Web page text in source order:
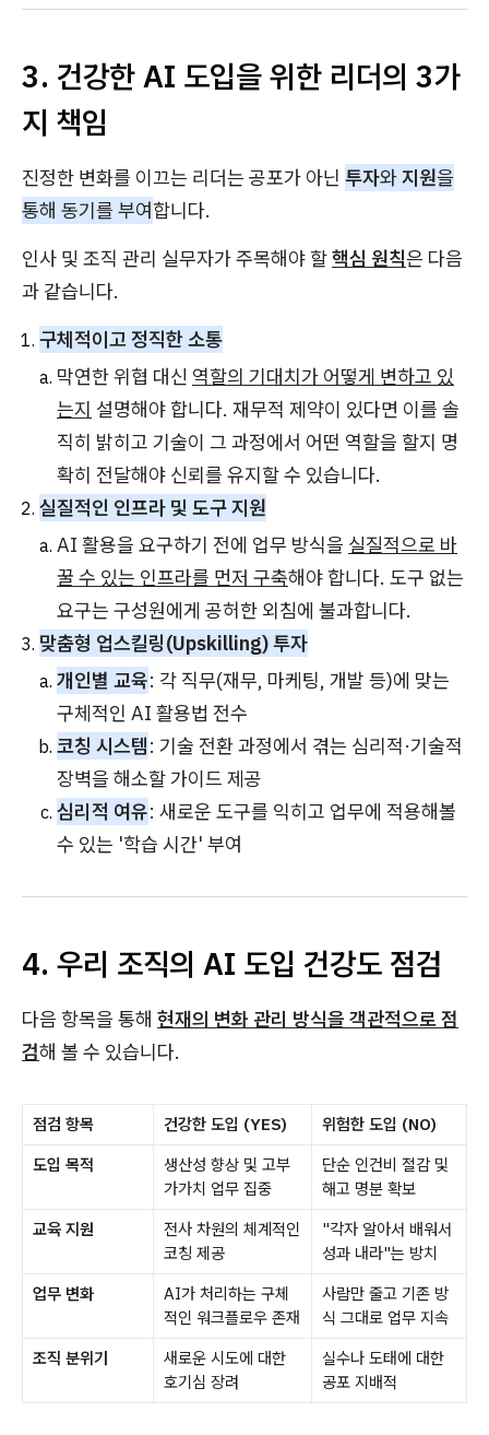
3. 건강한 AI 도입을 위한 리더의 3가
지 책임
진정한 변화를 이끄는 리더는 공포가 아닌 투자와지원을
통해 동기를 부여합니다.
인사 및 조직 관리 실무자가 주목해야 할핵심 원칙은 다음
과 같습니다.
구체적이고 정직한 소통
막연한 위협 대신 역할의 기대치가 어떻게 변하고 있
는지 설명해야 합니다. 재무적 제약이 있다면 이를 솔
직히 밝히고 기술이 그 과정에서 어떤 역할을 할지 명
확히 전달해야 신뢰를 유지할 수 있습니다.
실질적인 인프라 및 도구 지원
AI 활용을 요구하기 전에 업무 방식을 실질적으로 바
꿀 수 있는 인프라를 먼저 구축해야 합니다. 도구 없는
요구는 구성원에게 공허한 외침에 불과합니다.
맞춤형 업스킬링(Upskilling) 투자
개인별 교육: 각 직무(재무, 마케팅, 개발 등)에 맞는
구체적인 AI 활용법 전수
코칭 시스템: 기술 전환 과정에서 겪는 심리적·기술적
장벽을 해소할 가이드 제공
심리적 여유: 새로운 도구를 익히고 업무에 적용해볼
수 있는 '학습 시간' 부여
4. 우리 조직의 AI 도입 건강도 점검
다음 항목을 통해 현재의 변화 관리 방식을 객관적으로 점
검해 볼 수 있습니다.
점검 항목 건강한 도입 (YES)
위험한 도입 (NO)
도입 목적
생산성 향상 및 고부
가가치 업무 집중
단순 인건비 절감 및
해고 명분 확보
교육 지원
전사 차원의 체계적인
코칭 제공
"각자 알아서 배워서
성과 내라"는 방치
업무 변화
AI가 처리하는 구체
적인 워크플로우 존재
사람만 줄고 기존 방
식 그대로 업무 지속
조직 분위기
새로운 시도에 대한
호기심 장려
실수나 도태에 대한
공포 지배적